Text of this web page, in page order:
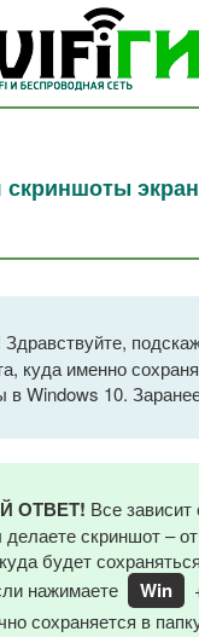
скриншоты
Здравствуйте,
куда именно
в Windows 10.
ОТВЕТ! Все зависит
скриншот –
будет
нажимаете
Win
сохраняется в